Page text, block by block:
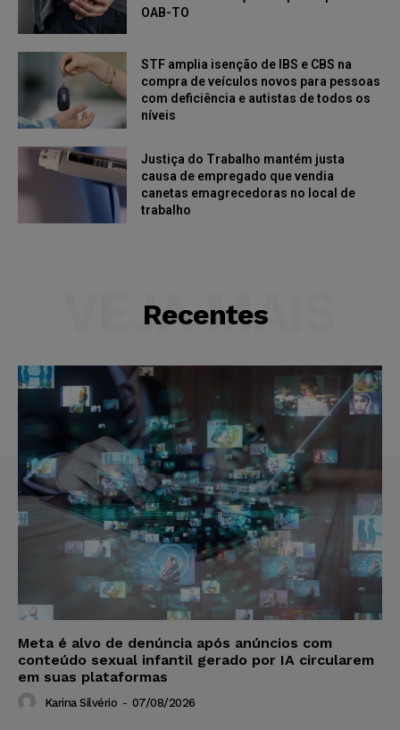
OAB-TO
STF amplia isenção de IBS e CBS na
compra de veículos novos para pessoas
com deficiência e autistas de todos os
níveis
Justiça do Trabalho mantém justa
causa de empregado que vendia
canetas emagrecedoras no local de
trabalho
Recentes
VEJA MAIS
Meta é alvo de denúncia após anúncios com
conteúdo sexual infantil gerado por IA circularem
em suas plataformas
Karina Silvério - 07/08/2026